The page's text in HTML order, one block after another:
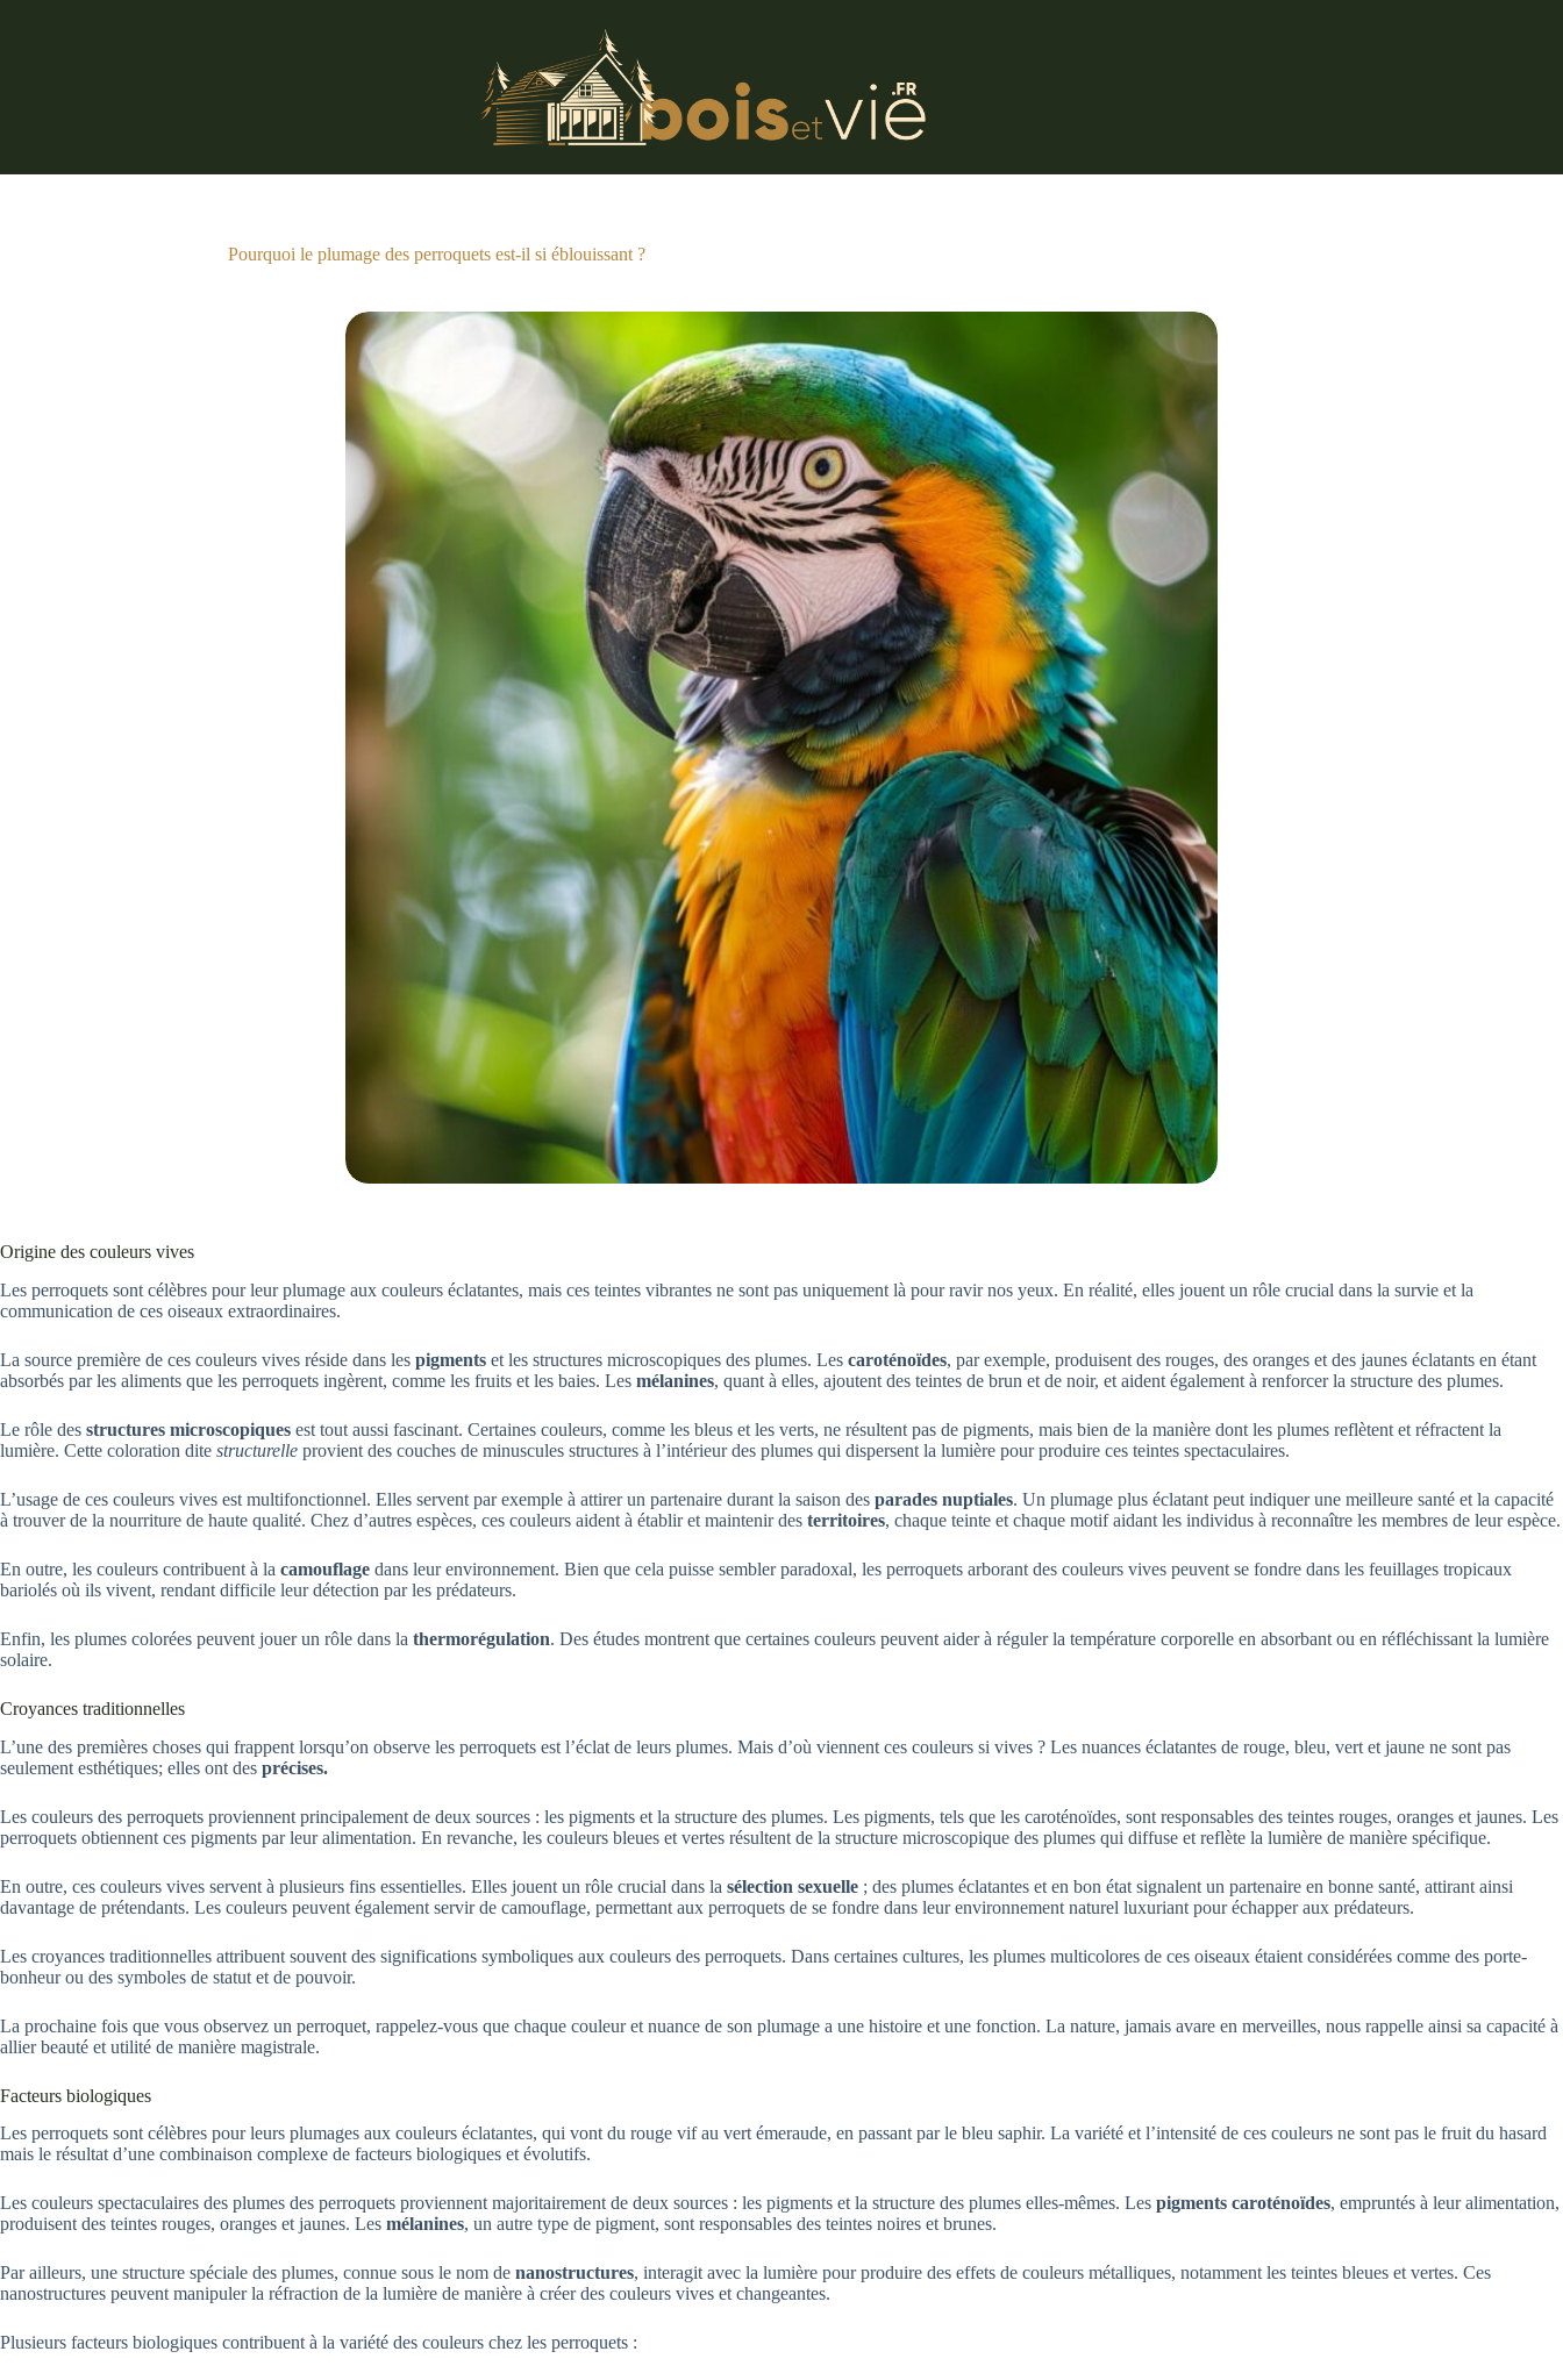
Pourquoi le plumage des perroquets est-il si éblouissant ?
Origine des couleurs vives
Les perroquets sont célèbres pour leur plumage aux couleurs éclatantes, mais ces teintes vibrantes ne sont pas uniquement là pour ravir nos yeux. En réalité, elles jouent un rôle crucial dans la survie et la
communication de ces oiseaux extraordinaires.
La source première de ces couleurs vives réside dans les pigments et les structures microscopiques des plumes. Les caroténoïdes, par exemple, produisent des rouges, des oranges et des jaunes éclatants en étant
absorbés par les aliments que les perroquets ingèrent, comme les fruits et les baies. Les mélanines, quant à elles, ajoutent des teintes de brun et de noir, et aident également à renforcer la structure des plumes.
Le rôle des structures microscopiques est tout aussi fascinant. Certaines couleurs, comme les bleus et les verts, ne résultent pas de pigments, mais bien de la manière dont les plumes reflètent et réfractent la
lumière. Cette coloration dite structurelle provient des couches de minuscules structures à l’intérieur des plumes qui dispersent la lumière pour produire ces teintes spectaculaires.
L’usage de ces couleurs vives est multifonctionnel. Elles servent par exemple à attirer un partenaire durant la saison des parades nuptiales. Un plumage plus éclatant peut indiquer une meilleure santé et la capacité
à trouver de la nourriture de haute qualité. Chez d’autres espèces, ces couleurs aident à établir et maintenir des territoires, chaque teinte et chaque motif aidant les individus à reconnaître les membres de leur espèce.
En outre, les couleurs contribuent à la camouflage dans leur environnement. Bien que cela puisse sembler paradoxal, les perroquets arborant des couleurs vives peuvent se fondre dans les feuillages tropicaux
bariolés où ils vivent, rendant difficile leur détection par les prédateurs.
Enfin, les plumes colorées peuvent jouer un rôle dans la thermorégulation. Des études montrent que certaines couleurs peuvent aider à réguler la température corporelle en absorbant ou en réfléchissant la lumière
solaire.
Croyances traditionnelles
L’une des premières choses qui frappent lorsqu’on observe les perroquets est l’éclat de leurs plumes. Mais d’où viennent ces couleurs si vives ? Les nuances éclatantes de rouge, bleu, vert et jaune ne sont pas
seulement esthétiques; elles ont des précises.
Les couleurs des perroquets proviennent principalement de deux sources : les pigments et la structure des plumes. Les pigments, tels que les caroténoïdes, sont responsables des teintes rouges, oranges et jaunes. Les
perroquets obtiennent ces pigments par leur alimentation. En revanche, les couleurs bleues et vertes résultent de la structure microscopique des plumes qui diffuse et reflète la lumière de manière spécifique.
En outre, ces couleurs vives servent à plusieurs fins essentielles. Elles jouent un rôle crucial dans la sélection sexuelle ; des plumes éclatantes et en bon état signalent un partenaire en bonne santé, attirant ainsi
davantage de prétendants. Les couleurs peuvent également servir de camouflage, permettant aux perroquets de se fondre dans leur environnement naturel luxuriant pour échapper aux prédateurs.
Les croyances traditionnelles attribuent souvent des significations symboliques aux couleurs des perroquets. Dans certaines cultures, les plumes multicolores de ces oiseaux étaient considérées comme des porte-
bonheur ou des symboles de statut et de pouvoir.
La prochaine fois que vous observez un perroquet, rappelez-vous que chaque couleur et nuance de son plumage a une histoire et une fonction. La nature, jamais avare en merveilles, nous rappelle ainsi sa capacité à
allier beauté et utilité de manière magistrale.
Facteurs biologiques
Les perroquets sont célèbres pour leurs plumages aux couleurs éclatantes, qui vont du rouge vif au vert émeraude, en passant par le bleu saphir. La variété et l’intensité de ces couleurs ne sont pas le fruit du hasard
mais le résultat d’une combinaison complexe de facteurs biologiques et évolutifs.
Les couleurs spectaculaires des plumes des perroquets proviennent majoritairement de deux sources : les pigments et la structure des plumes elles-mêmes. Les pigments caroténoïdes, empruntés à leur alimentation,
produisent des teintes rouges, oranges et jaunes. Les mélanines, un autre type de pigment, sont responsables des teintes noires et brunes.
Par ailleurs, une structure spéciale des plumes, connue sous le nom de nanostructures, interagit avec la lumière pour produire des effets de couleurs métalliques, notamment les teintes bleues et vertes. Ces
nanostructures peuvent manipuler la réfraction de la lumière de manière à créer des couleurs vives et changeantes.
Plusieurs facteurs biologiques contribuent à la variété des couleurs chez les perroquets :